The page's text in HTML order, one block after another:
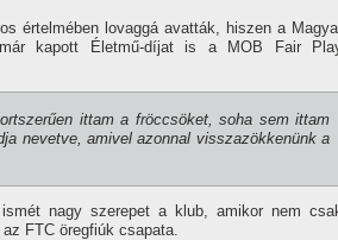
értelmében lovaggá avatták, hiszen a
kapott Életmű-dí­jat is a MOB Fair
ittam a fröccsöket, soha sem ittam
nevetve, amivel azonnal visszazök­kenünk a
nagy szerepet a klub, amikor nem
FTC öregfiúk csapata.